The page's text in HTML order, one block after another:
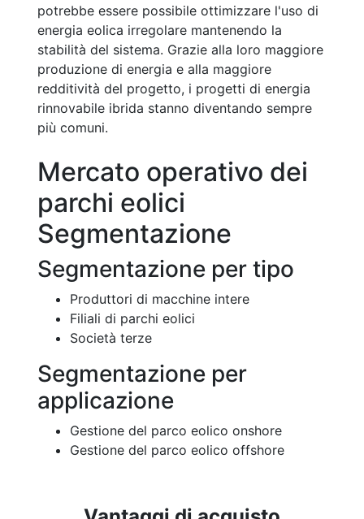
potrebbe essere possibile ottimizzare l'uso di
energia eolica irregolare mantenendo la
stabilità del sistema. Grazie alla loro maggiore
produzione di energia e alla maggiore
redditività del progetto, i progetti di energia
rinnovabile ibrida stanno diventando sempre
più comuni.
Mercato operativo dei
parchi eolici
Segmentazione
Segmentazione per tipo
Produttori di macchine intere
Filiali di parchi eolici
Società terze
Segmentazione per
applicazione
Gestione del parco eolico onshore
Gestione del parco eolico offshore